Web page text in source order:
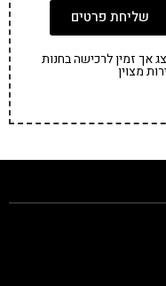
שליחת פרטים
אך זמין לרכישה בחנות
מצוין